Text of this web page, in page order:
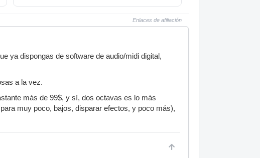
Enlaces de afiliación
ya dispongas de software de audio/midi digital,
a la vez.
más de 99$, y sí, dos octavas es lo más
muy poco, bajos, disparar efectos, y poco más),